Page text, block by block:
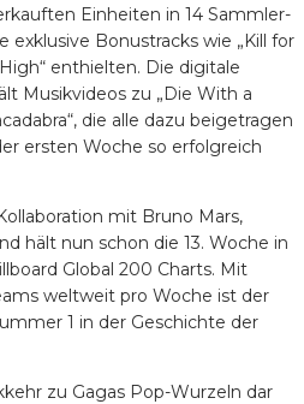
Einheiten in 14 Sammler-
exklusive Bonustracks wie „Kill for
enthielten. Die digitale
Musikvideos zu „Die With a
die alle dazu beigetragen
ersten Woche so erfolgreich
mit Bruno Mars,
hält nun schon die 13. Woche in
Global 200 Charts. Mit
weltweit pro Woche ist der
1 in der Geschichte der
zu Gagas Pop-Wurzeln dar